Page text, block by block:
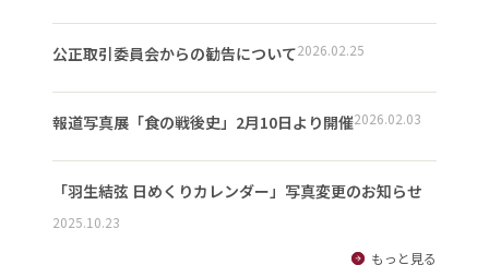
公正取引委員会からの勧告について2026.02.25
報道写真展「食の戦後史」2月10日より開催2026.02.03
「羽生結弦 日めくりカレンダー」写真変更のお知らせ
2025.10.23
もっと見る